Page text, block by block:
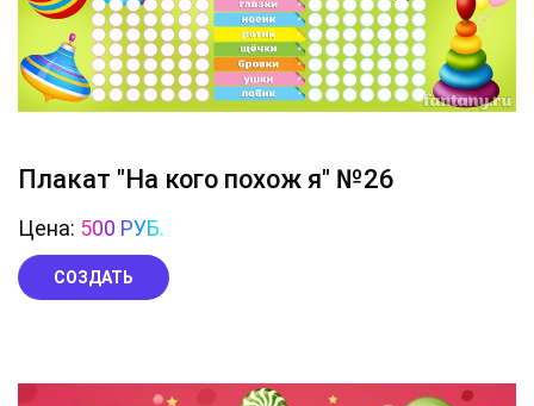
Плакат "На кого похож я" №26
Цена: 500 РУБ.
СОЗДАТЬ